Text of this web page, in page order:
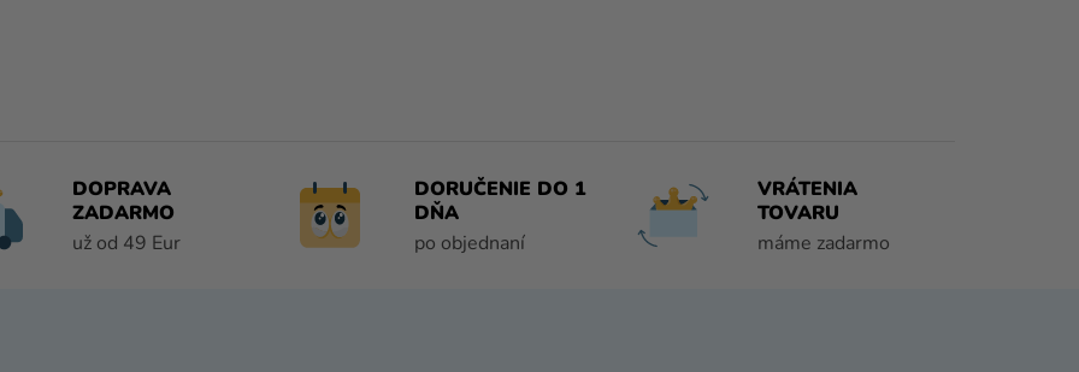
DOPRAVA
ZADARMO
už od 49 Eur
DORUČENIE DO 1
DŇA
po objednaní
VRÁTENIA
TOVARU
máme zadarmo